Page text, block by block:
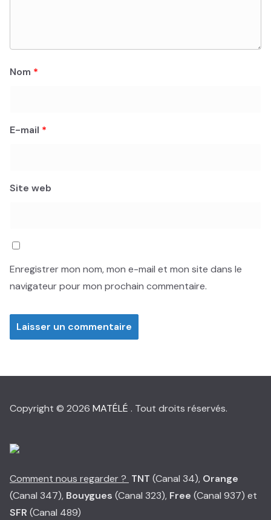
Nom *
E-mail *
Site web
Enregistrer mon nom, mon e-mail et mon site dans le
navigateur pour mon prochain commentaire.
Copyright © 2026 MATÉLÉ . Tout droits réservés.
Comment nous regarder ? TNT (Canal 34), Orange
(Canal 347), Bouygues (Canal 323), Free (Canal 937) et
SFR (Canal 489)